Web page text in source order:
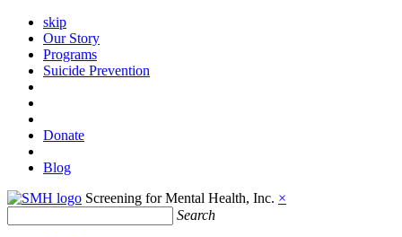
skip
Our Story
Programs
Suicide Prevention
Donate
Blog
Screening for Mental Health, Inc. ×
Search